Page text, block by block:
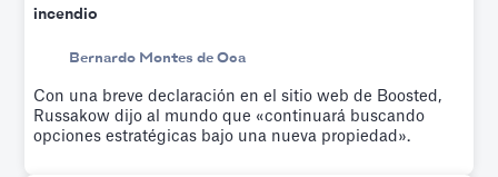
incendio
Bernardo Montes de Oca
Con una breve declaración en el sitio web de Boosted,
Russakow dijo al mundo que «continuará buscando
opciones estratégicas bajo una nueva propiedad».